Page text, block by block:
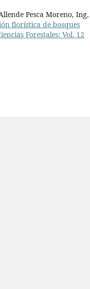
Pesca Moreno, Ing,
florística de bosques
Forestales: Vol. 12